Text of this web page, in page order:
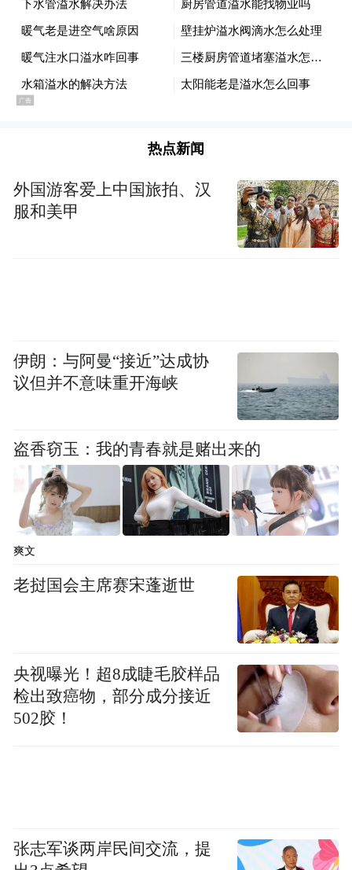
激活城市，全力打造具有全国影响力的AI电
商创新高地与消费促进平台，为江苏数字经
济高质量发展贡献港城力量。
通讯员：陈绍贤
“特别声明：以上作品内容(包括在内的视频、图片或音
频)为凤凰网旗下自媒体平台“大风号”用户上传并发
布，本平台仅提供信息存储空间服务。
Notice: The content above (including the videos,
pictures and audios if any) is uploaded and posted
by the user of Dafeng Hao, which is a social media
热点新闻
外国游客爱上中国旅拍、汉
服和美甲
伊朗：与阿曼“接近”达成协
议但并不意味重开海峡
盗香窃玉：我的青春就是赌出来的
爽文
老挝国会主席赛宋蓬逝世
央视曝光！超8成睫毛胶样品
检出致癌物，部分成分接近
502胶！
张志军谈两岸民间交流，提